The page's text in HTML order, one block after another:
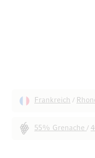
Frankreich /
55% Grenache /